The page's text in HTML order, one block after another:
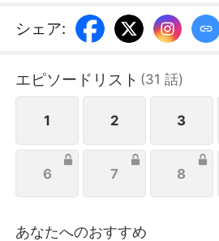
憧れの会社に入社した新人・ケ
であるレイの担当マネージャー
るにもかかわらず、レイは彼女
仕掛けてくる。ケイコは毅然と
の邪悪な策略は次第にエスカレ
の淵に立たされる。失うものが
イへの復讐を誓うのだった——
撃的な真実、張り巡らされた罠
測不能な展開で観る者を惹きつけ
シェア:
エピソードリスト (31 話)
1 2 3
6 7 8
あなたへのおすすめ